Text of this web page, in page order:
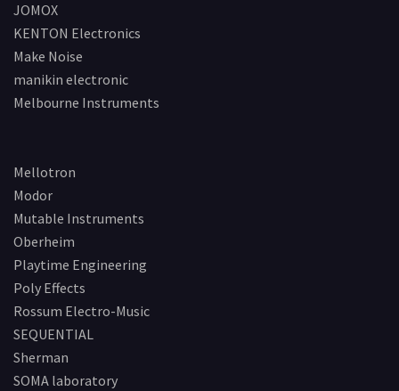
JOMOX
KENTON Electronics
Make Noise
manikin electronic
Melbourne Instruments
Mellotron
Modor
Mutable Instruments
Oberheim
Playtime Engineering
Poly Effects
Rossum Electro-Music
SEQUENTIAL
Sherman
SOMA laboratory